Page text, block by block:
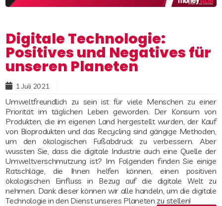
Digitale Technologie:
Positives und Negatives für
unseren Planeten
1 Juli 2021
Umweltfreundlich zu sein ist für viele Menschen zu einer
Priorität im täglichen Leben geworden. Der Konsum von
Produkten, die im eigenen Land hergestellt wurden, der Kauf
von Bioprodukten und das Recycling sind gängige Methoden,
um den ökologischen Fußabdruck zu verbessern. Aber
wussten Sie, dass die digitale Industrie auch eine Quelle der
Umweltverschmutzung ist? Im Folgenden finden Sie einige
Ratschläge, die Ihnen helfen können, einen positiven
ökologischen Einfluss in Bezug auf die digitale Welt zu
nehmen. Dank dieser können wir alle handeln, um die digitale
Technologie in den Dienst unseres Planeten zu stellen!